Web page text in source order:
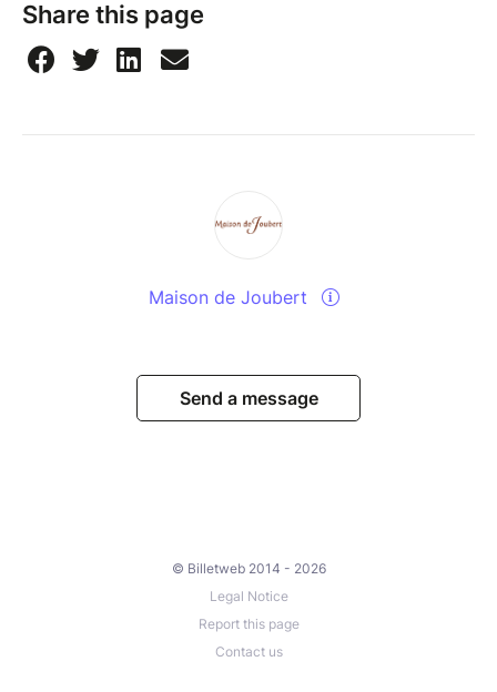
Share this page
Maison de Joubert
Send a message
© Billetweb 2014 - 2026
Legal Notice
Report this page
Contact us